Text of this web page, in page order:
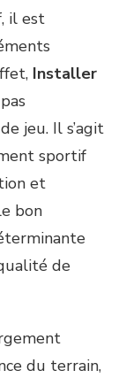
UN
TERRAIN
TENNIS
À
PRESTATAIRE
?
il est
Installer
jeu. Il s’agit
sportif
et
bon
de
du terrain,